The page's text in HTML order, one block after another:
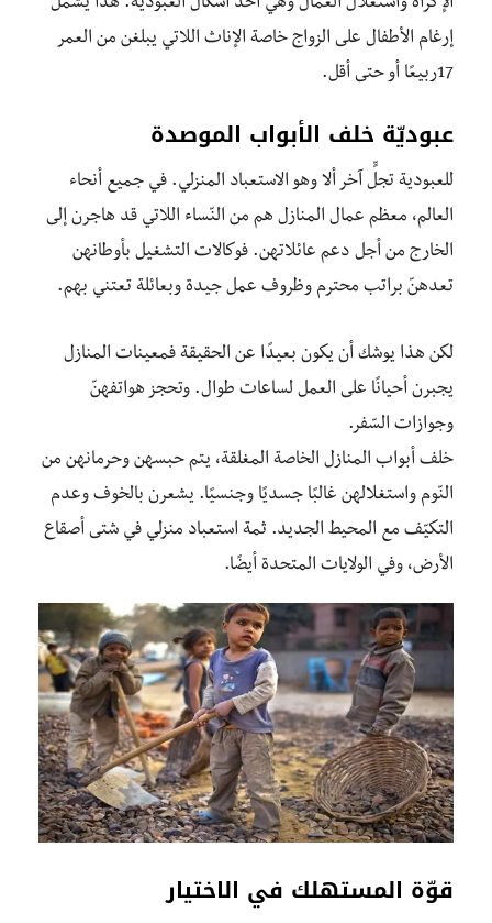
إرغام الأطفال على الزواج خاصة الإناث اللاتي يبلغن من العمر
17ربيعًا أو حتى أقل.
عبوديّة خلف الأبواب الموصدة
للعبودية تجلٍّ آخر ألا وهو الاستعباد المنزلي. في جميع أنحاء
العالم، معظم عمال المنازل هم من النّساء اللاتي قد هاجرن إلى
الخارج من أجل دعم عائلاتهن. فوكالات التشغيل بأوطانهن
تعدهنّ براتب محترم وظروف عمل جيدة وبعائلة تعتني بهم.
لكن هذا يوشك أن يكون بعيدًا عن الحقيقة فمعينات المنازل
يجبرن أحيانًا على العمل لساعات طوال. وتحجز هواتفهنّ
وجوازات السّفر.
خلف أبواب المنازل الخاصة المغلقة، يتم حبسهن وحرمانهن من
النّوم واستغلالهن غالبًا جسديًا وجنسيًا. يشعرن بالخوف وعدم
التكيّف مع المحيط الجديد. ثمة استعباد منزلي في شتى أصقاع
الأرض، وفي الولايات المتحدة أيضًا.
قوّة المستهلك في الاختيار